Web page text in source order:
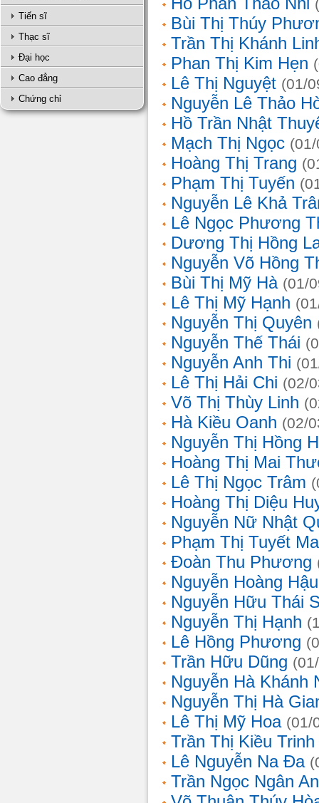
Tiến sĩ
Thạc sĩ
Đại học
Cao đẳng
Chứng chỉ
Bùi Thị Thúy
Trần Thị Khánh
Phan Thị Kim Hẹn
Lê Thị Nguyệt (01/
Nguyễn Lê Thảo
Hồ Trần Nhật
Mạch Thị Ngọc
Hoàng Thị Trang
Phạm Thị Tuyến
Nguyễn Lê Khả
Lê Ngọc Phương
Dương Thị Hồng
Nguyễn Võ Hồng
Bùi Thị Mỹ Hà (01/
Lê Thị Mỹ Hạnh
Nguyễn Thị Quyên
Nguyễn Thế Thái
Nguyễn Anh Thi
Lê Thị Hải Chi (02/
Võ Thị Thùy Linh
Hà Kiều Oanh (02/
Nguyễn Thị Hồng
Hoàng Thị Mai
Lê Thị Ngọc Trâm
Hoàng Thị Diệu
Nguyễn Nữ Nhật
Phạm Thị Tuyết
Đoàn Thu Phương
Nguyễn Hoàng Hậu
Nguyễn Hữu Thái
Nguyễn Thị Hạnh
Lê Hồng Phương
Trần Hữu Dũng
Nguyễn Hà Khánh
Nguyễn Thị Hà
Lê Thị Mỹ Hoa (01/
Trần Thị Kiều Trinh
Lê Nguyễn Na Đa
Trần Ngọc Ngân